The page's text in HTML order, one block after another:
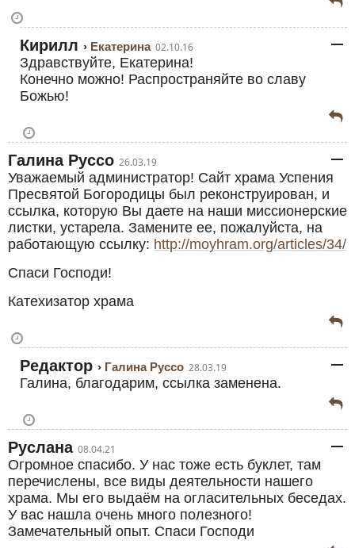
Кирилл Екатерина 02.10.16
Здравствуйте, Екатерина!
Конечно можно! Распространяйте во славу
Божью!
Галина Руссо 26.03.19
Уважаемый администратор! Сайт храма Успения
Пресвятой Богородицы был реконструирован, и
ссылка, которую Вы даете на наши миссионерские
листки, устарела. Замените ее, пожалуйста, на
работающую ссылку: http://moyhram.org/articles/34/
Спаси Господи!
Катехизатор храма
Редактор Галина Руссо 28.03.19
Галина, благодарим, ссылка заменена.
Руслана 08.04.21
Огромное спасибо. У нас тоже есть буклет, там
перечислены, все виды деятельности нашего
храма. Мы его выдаём на огласительных беседах.
У вас нашла очень много полезного!
Замечательный опыт. Спаси Господи